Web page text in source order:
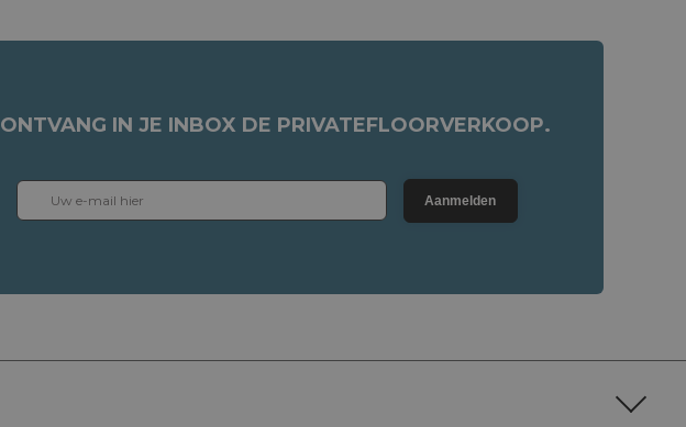
ONTVANG IN JE INBOX DE PRIVATEFLOORVERKOOP.
Aanmelden